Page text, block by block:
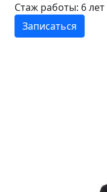
Стаж работы: 6 лет
Записаться